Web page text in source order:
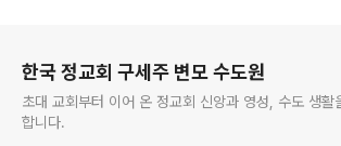
한국 정교회 구세주 변모 수도원
초대 교회부터 이어 온 정교회 신앙과 영성, 수도 생활
합니다.